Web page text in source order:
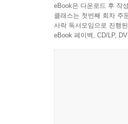
eBook은 다운로드 후 작
클래스는 첫번째 회차 주
사락 독서모임으로 진행
eBook 페이백, CD/LP,